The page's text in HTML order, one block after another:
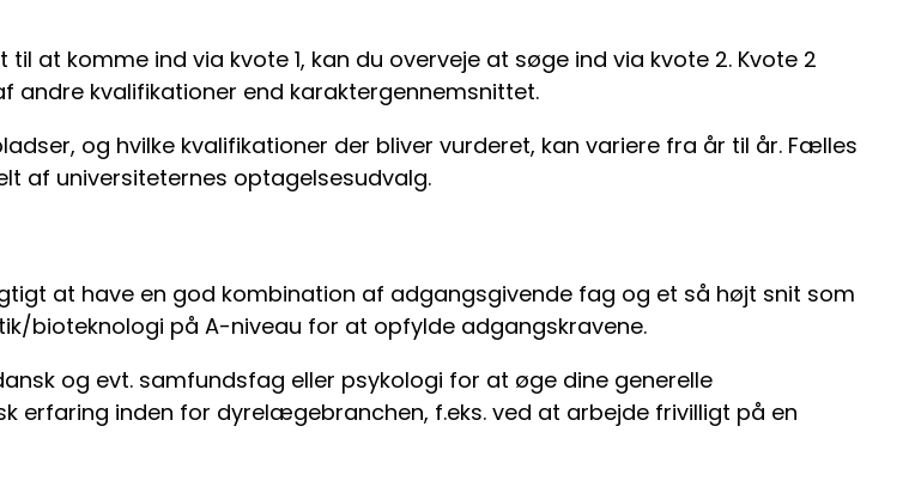
at komme ind via kvote 1, kan du overveje at søge ind via kvote 2. Kvote 2
kvalifikationer end karaktergennemsnittet.
og hvilke kvalifikationer der bliver vurderet, kan variere fra år til år. Fælles
af universiteternes optagelsesudvalg.
at have en god kombination af adgangsgivende fag og et så højt snit som
bioteknologi på A-niveau for at opfylde adgangskravene.
og evt. samfundsfag eller psykologi for at øge dine generelle
erfaring inden for dyrelægebranchen, f.eks. ved at arbejde frivilligt på en